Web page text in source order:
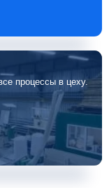
процессы в цеху.